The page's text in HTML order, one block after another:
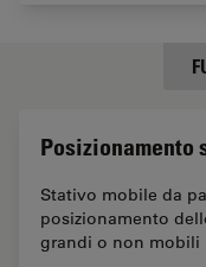
Posizionamento
Stativo mobile da
posizionamento
grandi o non mobili